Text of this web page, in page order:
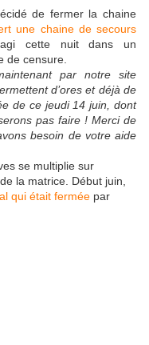
de fermer la chaine
une chaine de secours
cette nuit dans un
de censure.
par notre site
d’ores et déjà de
de ce jeudi 14 juin, dont
pas faire ! Merci de
besoin de votre aide
se multiplie sur
la matrice. Début juin,
qui était fermée par